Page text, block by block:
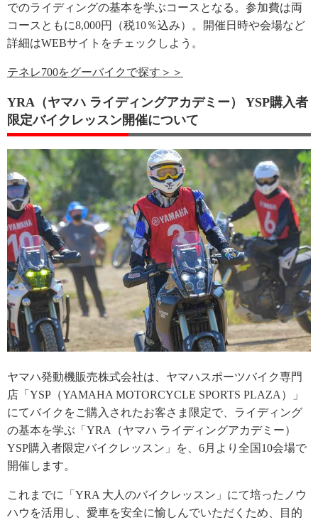
でのライディングの基本を学ぶコースとなる。参加費は両
コースともに8,000円（税10％込み）。開催日時や会場など
詳細はWEBサイトをチェックしよう。
テネレ700をグーバイクで探す＞＞
YRA（ヤマハ ライディングアカデミー） YSP購入者
限定バイクレッスン開催について
ヤマハ発動機販売株式会社は、ヤマハスポーツバイク専門
店「YSP（YAMAHA MOTORCYCLE SPORTS PLAZA）」
にてバイクをご購入されたお客さま限定で、ライディング
の基本を学ぶ「YRA（ヤマハ ライディングアカデミー）
YSP購入者限定バイクレッスン」を、6月より全国10会場で
開催します。
これまでに「YRA 大人のバイクレッスン」にて培ったノウ
ハウを活用し、愛車を安全に愉しんでいただくため、目的